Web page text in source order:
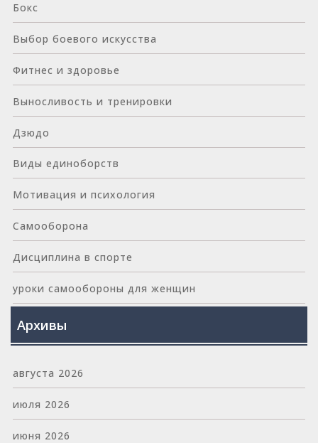
Бокс
Выбор боевого искусства
Фитнес и здоровье
Выносливость и тренировки
Дзюдо
Виды единоборств
Мотивация и психология
Самооборона
Дисциплина в спорте
уроки самообороны для женщин
Архивы
августа 2026
июля 2026
июня 2026